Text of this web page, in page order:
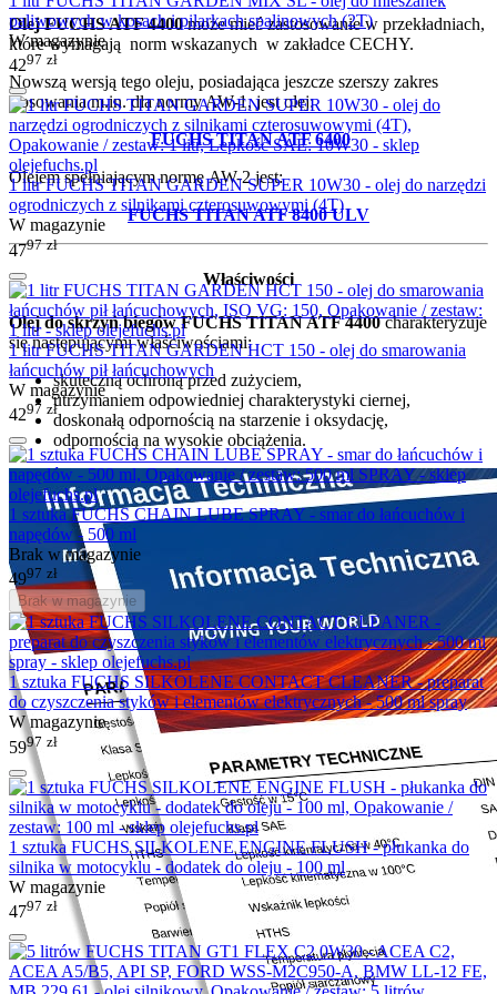
Olej FUCHS ATF 4400może mieć zastosowanie w przekładniach,
które wymagają norm wskazanych w zakładce CECHY.
Nowszą wersją tego oleju, posiadająca jeszcze szerszy zakres
stosowania m.in. dla normy AW-1, jest olej:
FUCHS TITAN ATF 6400
Olejem spełniającym normę AW-2 jest:
FUCHS TITAN ATF 8400 ULV
Właściwości
Olej do skrzyń biegów FUCHS TITAN ATF 4400charakteryzuje
się następującymi właściwościami:
skuteczną ochroną przed zużyciem,
utrzymaniem odpowiedniej charakterystyki ciernej,
doskonałą odpornością na starzenie i oksydację,
odpornością na wysokie obciążenia.
paliwowych w kosach i pilarkach spalinowych (2T)
W magazynie
4297 zł
1 litr FUCHS TITAN GARDEN SUPER 10W30 - olej do narzędzi
ogrodniczych z silnikami czterosuwowymi (4T)
W magazynie
4797 zł
1 litr FUCHS TITAN GARDEN HCT 150 - olej do smarowania
łańcuchów pił łańcuchowych
W magazynie
4297 zł
1 sztuka FUCHS CHAIN LUBE SPRAY - smar do łańcuchów i
napędów - 500 ml
Brak w magazynie
4997 zł
Brak w magazynie
1 sztuka FUCHS SILKOLENE CONTACT CLEANER - preparat
do czyszczenia styków i elementów elektrycznych - 500 ml spray
W magazynie
5997 zł
1 sztuka FUCHS SILKOLENE ENGINE FLUSH - płukanka do
silnika w motocyklu - dodatek do oleju - 100 ml
W magazynie
4797 zł